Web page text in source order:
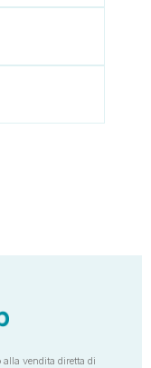
vendita diretta di